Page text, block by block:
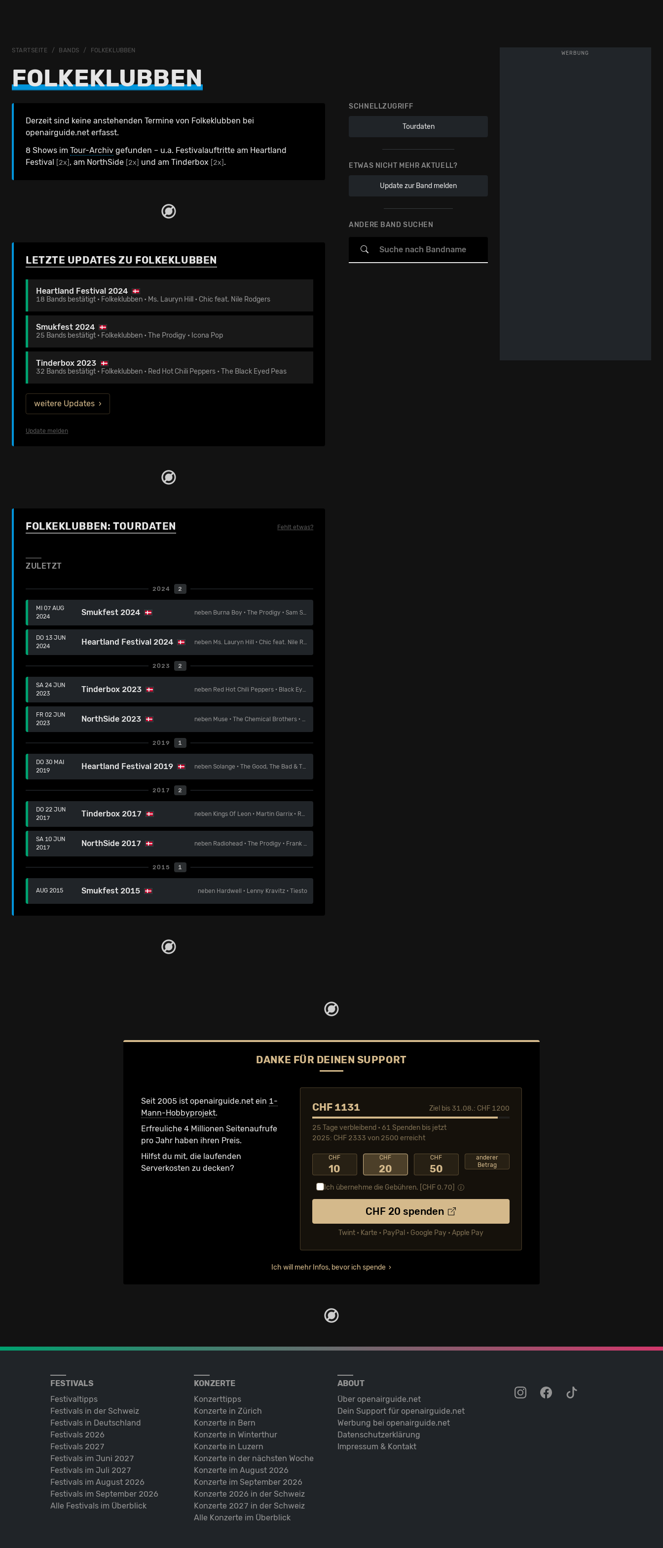
WERBUNG
STARTSEITE BANDS FOLKEKLUBBEN
FOLKEKLUBBEN
SCHNELLZUGRIFF
Tourdaten
ETWAS NICHT MEHR AKTUELL?
Update zur Band melden
ANDERE BAND SUCHEN
Derzeit sind keine anstehenden Termine von Folkeklubben bei
openairguide.net erfasst.
8 Shows im Tour-Archiv gefunden – u.a. Festivalauftritte am Heartland
Festival [2x] , am NorthSide [2x] und am Tinderbox [2x] .
LETZTE UPDATES ZU FOLKEKLUBBEN
Heartland Festival 2024
18 Bands bestätigt • Folkeklubben • Ms. Lauryn Hill • Chic feat. Nile Rodgers
Smukfest 2024
25 Bands bestätigt • Folkeklubben • The Prodigy • Icona Pop
Tinderbox 2023
32 Bands bestätigt • Folkeklubben • Red Hot Chili Peppers • The Black Eyed Peas
weitere Updates
Update melden
FOLKEKLUBBEN: TOURDATEN Fehlt etwas?
ZULETZT
2024 2
MI 07 AUG
2024
Smukfest 2024 neben Burna Boy ·The Prodigy ·Sam Smith
DO 13 JUN
2024
Heartland Festival 2024 neben Ms. Lauryn Hill ·Chic feat. Nile Rodgers
2023 2
SA 24 JUN
2023
Tinderbox 2023 neben Red Hot Chili Peppers · Black Eyed Peas
FR 02 JUN
2023
NorthSide 2023 neben Muse ·The Chemical Brothers ·
2019 1
DO 30 MAI
2019
Heartland Festival 2019 nebenSolange ·The Good, The Bad & The Queen
2017 2
DO 22 JUN
2017
Tinderbox 2017 neben Kings Of Leon · Martin Garrix · Run DMC
SA 10 JUN
2017
NorthSide 2017 neben Radiohead ·The Prodigy · Frank Ocean
2015 1
AUG 2015 Smukfest 2015 neben Hardwell · Lenny Kravitz ·Tiesto
DANKE FÜR DEINEN SUPPORT
Seit 2005 ist openairguide.net ein 1-
Mann-Hobbyprojekt.
Erfreuliche 4 Millionen Seiten­aufrufe
pro Jahr haben ihren Preis.
Hilfst du mit, die laufenden
Serverkosten zu decken?
CHF 1131 Ziel bis 31.08.: CHF 1200
25 Tage verbleibend • 61 Spenden bis jetzt
2025: CHF 2333 von 2500 erreicht
CHF
10
CHF
20
CHF
50
anderer
Betrag
Ich übernehme die Gebühren. [CHF0.70
CHF 20 spenden
Twint • Karte • PayPal • Google Pay • Apple Pay
Ich will mehr Infos, bevor ich spende
FESTIVALS
Festivaltipps
Festivals in der Schweiz
Festivals in Deutschland
Festivals 2026
Festivals 2027
Festivals im Juni 2027
Festivals im Juli 2027
Festivals im August 2026
Festivals im September 2026
Alle Festivals im Überblick
KONZERTE
Konzerttipps
Konzerte in Zürich
Konzerte in Bern
Konzerte in Winterthur
Konzerte in Luzern
Konzerte in der nächsten Woche
Konzerte im August 2026
Konzerte im September 2026
Konzerte 2026 in der Schweiz
Konzerte 2027 in der Schweiz
Alle Konzerte im Überblick
ABOUT
Über openairguide.net
Dein Support für openairguide.net
Werbung bei openairguide.net
Datenschutz­erklärung
Impressum & Kontakt